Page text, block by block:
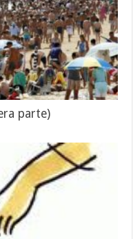
parte)